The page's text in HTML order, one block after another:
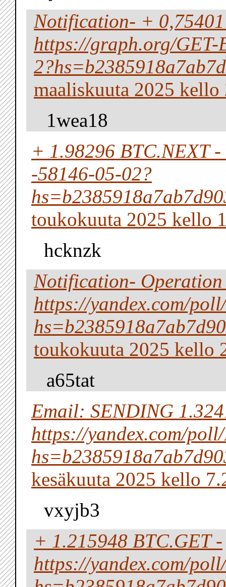
Notification- +
https://graph.org/GET-
maaliskuuta 2025 kello
1wea18
+ 1.98296 BTC.NEXT
-58146-05-02?
toukokuuta 2025 kello
hcknzk
Notification-
https://yandex.com/
toukokuuta 2025 kello
a65tat
Email: SENDING
https://yandex.com/
kesäkuuta 2025 kello
vxyjb3
+ 1.215948 BTC.GET -
https://yandex.com/